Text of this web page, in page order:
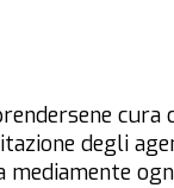
cura
degli